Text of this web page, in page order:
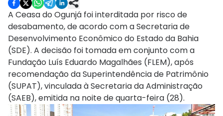
A Ceasa do Ogunjá foi interditada por risco de
desabamento, de acordo com a Secretaria de
Desenvolvimento Econômico do Estado da Bahia
(SDE). A decisão foi tomada em conjunto com a
Fundação Luís Eduardo Magalhães (FLEM), após
recomendação da Superintendência de Patrimônio
(SUPAT), vinculada à Secretaria da Administração
(SAEB), emitida na noite de quarta-feira (28).